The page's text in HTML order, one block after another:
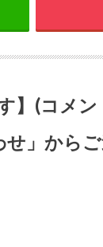
】(コメ
せ」から